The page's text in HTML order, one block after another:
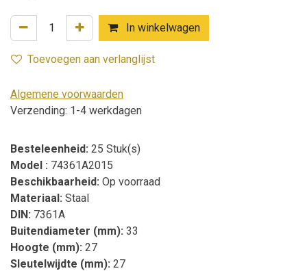
In winkelwagen
Toevoegen aan verlanglijst
Algemene voorwaarden
Verzending: 1-4 werkdagen
Besteleenheid: 25 Stuk(s)
Model : 74361A2015
Beschikbaarheid: Op voorraad
Materiaal: Staal
DIN: 7361A
Buitendiameter (mm): 33
Hoogte (mm): 27
Sleutelwijdte (mm): 27